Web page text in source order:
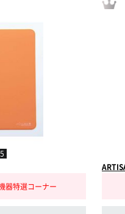
器特選コーナー